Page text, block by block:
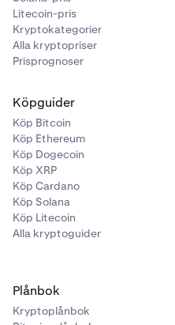
Litecoin-pris
Kryptokategorier
Alla kryptopriser
Prisprognoser
Köpguider
Köp Bitcoin
Köp Ethereum
Köp Dogecoin
Köp XRP
Köp Cardano
Köp Solana
Köp Litecoin
Alla kryptoguider
Plånbok
Kryptoplånbok